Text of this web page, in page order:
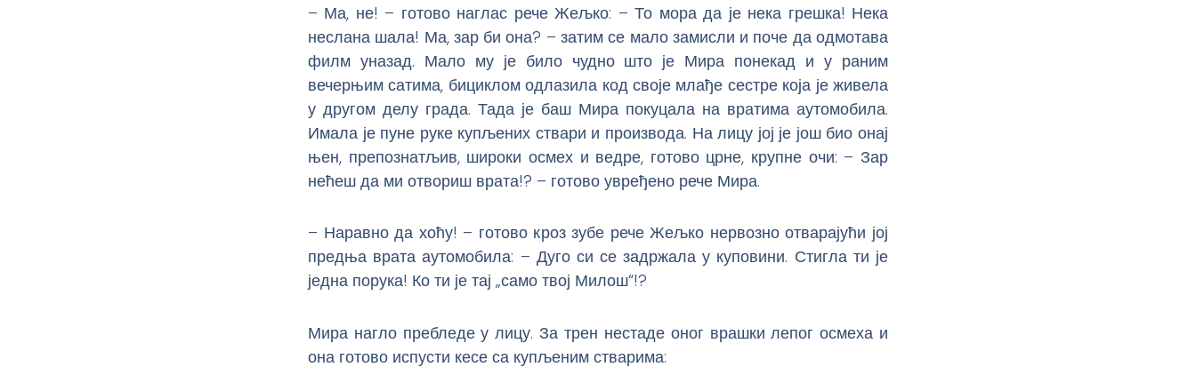
– Ма, не! – готово наглас рече Жељко: – То мора да је нека грешка! Нека
неслана шала! Ма, зар би она? – затим се мало замисли и поче да одмотава
филм уназад. Мало му је било чудно што је Мира понекад и у раним
вечерњим сатима, бициклом одлазила код своје млађе сестре која је живела
у другом делу града. Тада је баш Мира покуцала на вратима аутомобила.
Имала је пуне руке купљених ствари и производа. На лицу јој је још био онај
њен, препознатљив, широки осмех и ведре, готово црне, крупне очи: – Зар
нећеш да ми отвориш врата!? – готово увређено рече Мира.
– Наравно да хоћу! – готово кроз зубе рече Жељко нервозно отварајући јој
предња врата аутомобила: – Дуго си се задржала у куповини. Стигла ти је
једна порука! Ко ти је тај „само твој Милош“!?
Мира нагло пребледе у лицу. За трен нестаде оног врашки лепог осмеха и
она готово испусти кесе са купљеним стварима: